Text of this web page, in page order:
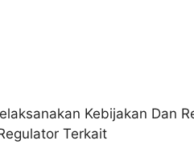
Kebijakan Dan
Terkait